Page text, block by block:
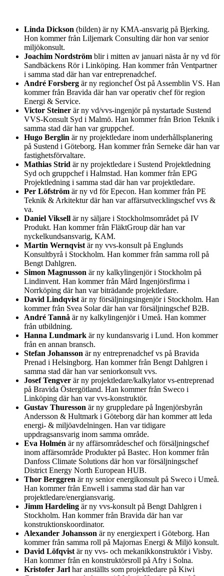
Linda Dickson (bilden) är ny KMA-ansvarig på Bjerking.
Hon kommer från Liljemark Consulting där hon var senior
miljökonsult.
Joachim Nordström blir i mitten av januari nästa år ny vd för
Sandbäckens Rör i Linköping. Han kommer från Ventpartner
i samma stad där han var entreprenadchef.
André Forsberg är ny regionchef Öst på Assemblin VS. Han
kommer från Bravida där han var operativ chef för region
Energi & Service.
Victor Steiner är ny vd/vvs-ingenjör på nystartade Sustend
VVS-Konsult Syd i Malmö. Han kommer från Brion Teknik i
samma stad där han var gruppchef.
Hugo Berglin är ny projektledare inom underhållsplanering
på Sustend i Göteborg. Han kommer från Serneke där han var
fastighetsförvaltare.
Mathias Strid är ny projektledare i Sustend Projektledning
Syd och gruppchef i Halmstad. Han kommer från EPG
Projektledning i samma stad där han var projektledare.
Per Löfström är ny vd för Epecon. Han kommer från PE
Teknik & Arkitektur där han var affärsutvecklingschef vvs &
va.
Daniel Viksell är ny säljare i Stockholmsområdet på IV
Produkt. Han kommer från FläktGroup där han var
nyckelkundsansvarig, KAM.
Martin Wernqvist är ny vvs-konsult på Englunds
Konsultbyrå i Stockholm. Han kommer från samma roll på
Bengt Dahlgren.
Simon Magnusson är ny kalkylingenjör i Stockholm på
Lindinvent. Han kommer från Mård Ingenjörsfirma i
Norrköping där han var biträdande projektledare.
David Lindqvist är ny försäljningsingenjör i Stockholm. Han
kommer från Svea Solar där han var försäljningschef B2B.
André Tannå är ny kalkylingenjör i Umeå. Han kommer
från utbildning.
Hanna Lundmark är ny kundansvarig i Lund. Hon kommer
från en annan bransch.
Stefan Johansson är ny entreprenadchef vs på Bravida
Prenad i Helsingborg. Han kommer från Bengt Dahlgren i
samma stad där han var seniorkonsult vvs.
Josef Tengver är ny projektledare/kalkylator vs-entreprenad
på Bravida Östergötland. Han kommer från Sweco i
Linköping där han var vvs-konstruktör.
Gustav Thuresson är ny gruppledare på Ingenjörsbyrån
Andersson & Hultmark i Göteborg där han kommer att leda
energi- & miljöavdelningen. Han var tidigare
uppdragsansvarig inom samma område.
Eva Holmén är ny affärsområdeschef och försäljningschef
inom affärsområde Produkter på Bastec. Hon kommer från
Danfoss Climate Solutions där hon var försäljningschef
District Energy North European HUB.
Thor Berggren är ny senior energikonsult på Sweco i Umeå.
Han kommer från Enwell i samma stad där han var
projektledare/energiansvarig.
Jimm Hardeling är ny vvs-konsult på Bengt Dahlgren i
Stockholm. Han kommer från Bravida där han var
konstruktionskoordinator.
Alexander Johansson är ny energiexpert i Göteborg. Han
kommer från samma roll på Majornas Energi & Miljö konsult.
David Löfqvist är ny vvs- och mekanikkonstruktör i Visby.
Han kommer från en konstruktörsroll på Afry i Solna.
Kristofer Jarl har anställts som projektledare på Kiwi